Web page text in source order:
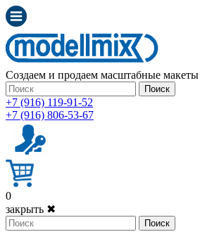
Создаем и продаем масштабные макеты
Поиск
+7 (916) 119-91-52
+7 (916) 806-53-67
0
закрыть ✖
Поиск